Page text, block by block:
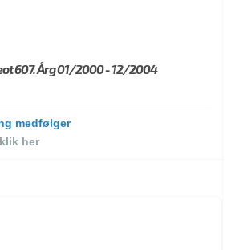
607. Årg 01/2000 - 12/2004
medfølger
her